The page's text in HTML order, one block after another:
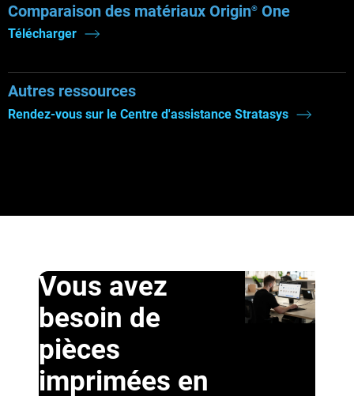
Comparaison des matériaux Origin® One
Télécharger
Autres ressources
Rendez-vous sur le Centre d'assistance Stratasys
Vous avez
besoin de
pièces
imprimées en